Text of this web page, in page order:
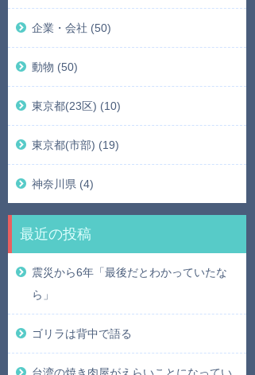
企業・会社 (50)
動物 (50)
東京都(23区) (10)
東京都(市部) (19)
神奈川県 (4)
最近の投稿
震災から6年「最後だとわかっていたな
ら」
ゴリラは背中で語る